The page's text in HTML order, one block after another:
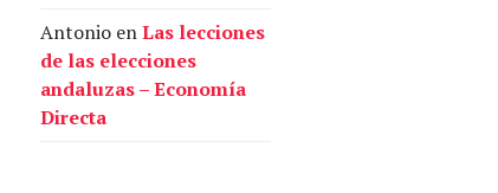
Antonio enLas lecciones
de las elecciones
andaluzas – Economía
Directa